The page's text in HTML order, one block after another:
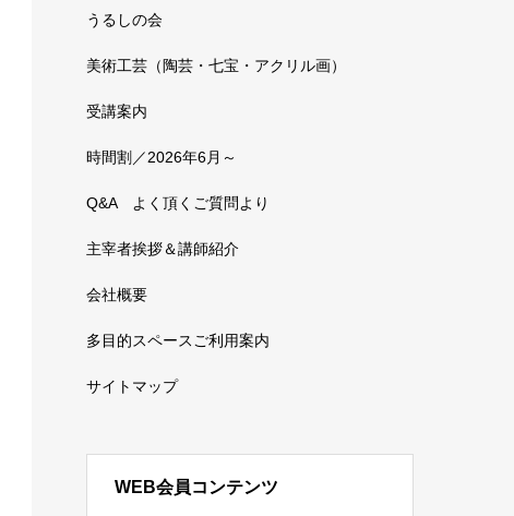
うるしの会
美術工芸（陶芸・七宝・アクリル画）
受講案内
時間割／2026年6月～
Q&A よく頂くご質問より
主宰者挨拶＆講師紹介
会社概要
多目的スペースご利用案内
サイトマップ
WEB会員コンテンツ